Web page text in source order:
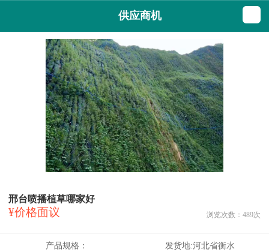
供应商机
邢台喷播植草哪家好
¥价格面议 浏览次数： 489次
产品规格： 发货地:河北省衡水